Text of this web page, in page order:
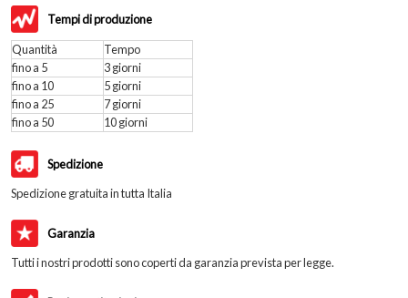
Tempi di produzione
Quantità
Tempo
fino a 5
3 giorni
fino a 10
5 giorni
fino a 25
7 giorni
fino a 50
10 giorni
Spedizione
Spedizione gratuita in tutta Italia
Garanzia
Tutti i nostri prodotti sono coperti da garanzia prevista per legge.